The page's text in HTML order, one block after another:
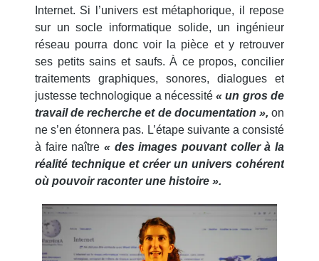
Internet. Si l’univers est métaphorique, il repose
sur un socle informatique solide, un ingénieur
réseau pourra donc voir la pièce et y retrouver
ses petits sains et saufs. À ce propos, concilier
traitements graphiques, sonores, dialogues et
justesse technologique a nécessité« un gros de
travail de recherche et de documentation », on
ne s’en étonnera pas. L’étape suivante a consisté
à faire naître « des images pouvant coller à la
réalité technique et créer un univers cohérent
où pouvoir raconter une histoire ».